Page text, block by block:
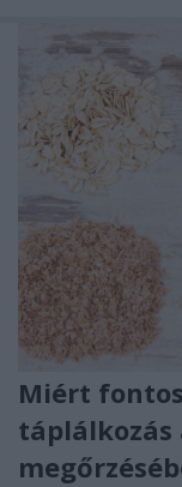
Miért
táplálkozás